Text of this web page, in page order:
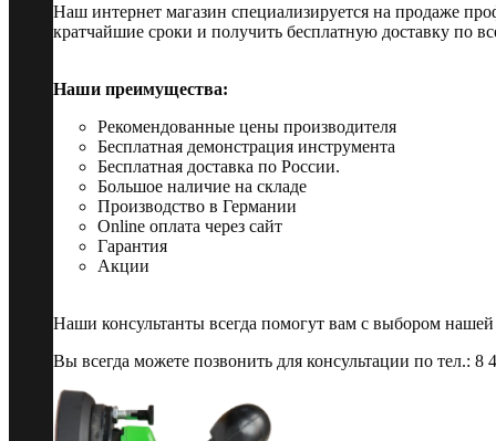
Наш интернет магазин специализируется на продаже
кратчайшие сроки и получить бесплатную доставку по
Наши преимущества:
Рекомендованные цены производителя
Бесплатная демонстрация инструмента
Бесплатная доставка по России.
Большое наличие на складе
Производство в Германии
Online оплата через сайт
Гарантия
Акции
Наши консультанты всегда помогут вам с выбором
Вы всегда можете позвонить для консультации по тел.: